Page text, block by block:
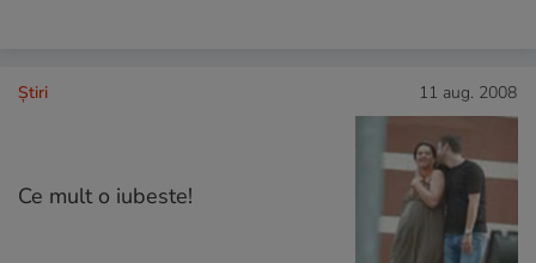
Ştiri 11 aug. 2008
Ce mult o iubeste!